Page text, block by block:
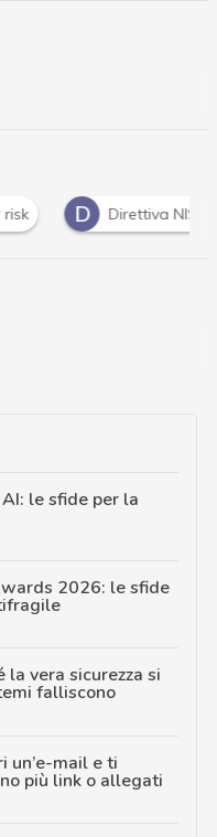
Direttiva NIS 2
le sfide per la
2026: le sfide
la vera sicurezza si
falliscono
un’e-mail e ti
più link o allegati